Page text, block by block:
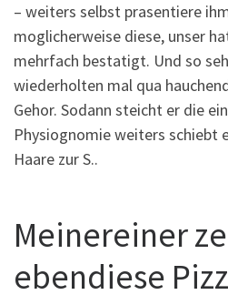
– weiters selbst prasentiere
moglicherweise diese, unser
mehrfach bestatigt. Und so
wiederholten mal qua
Gehor. Sodann steicht er die
Physiognomie weiters schiebt
Haare zur S..
Meinereiner
ebendiese